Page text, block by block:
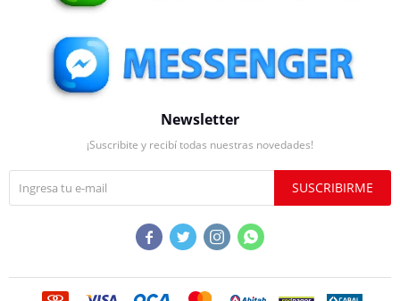
Newsletter
¡Suscribite y recibí todas nuestras novedades!
SUSCRIBIRME
   